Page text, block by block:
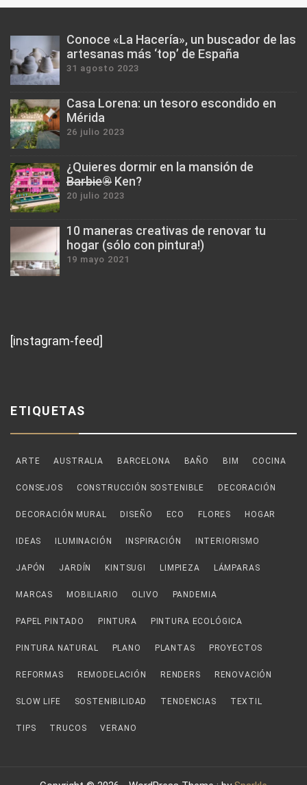
Conoce «La Hacería», un buscador de las
artesanas más ‘top’ de España
31 agosto 2023
Casa Lorena: un tesoro escondido en
Mérida
26 julio 2023
¿Quieres dormir en la mansión de
B̶a̶r̶b̶i̶e̶®̶ Ken?
20 julio 2023
10 maneras creativas de renovar tu
hogar (sólo con pintura!)
19 mayo 2021
[instagram-feed]
ETIQUETAS
ARTE AUSTRALIA BARCELONA BAÑO BIM COCINA
CONSEJOS CONSTRUCCIÓN SOSTENIBLE DECORACIÓN
DECORACIÓN MURAL DISEÑO ECO FLORES HOGAR
IDEAS ILUMINACIÓN INSPIRACIÓN INTERIORISMO
JAPÓN JARDÍN KINTSUGI LIMPIEZA LÁMPARAS
MARCAS MOBILIARIO OLIVO PANDEMIA
PAPEL PINTADO PINTURA PINTURA ECOLÓGICA
PINTURA NATURAL PLANO PLANTAS PROYECTOS
REFORMAS REMODELACIÓN RENDERS RENOVACIÓN
SLOW LIFE SOSTENIBILIDAD TENDENCIAS TEXTIL
TIPS TRUCOS VERANO